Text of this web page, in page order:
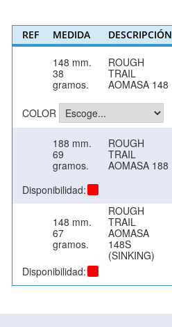
REF MEDIDA DESCRIPCIÓN
148 mm.
38
gramos.
ROUGH
TRAIL
AOMASA 148
COLOR
188 mm.
69
gramos.
ROUGH
TRAIL
AOMASA 188
Disponibilidad:
148 mm.
67
gramos.
ROUGH
TRAIL
AOMASA
148S
(SINKING)
Disponibilidad: